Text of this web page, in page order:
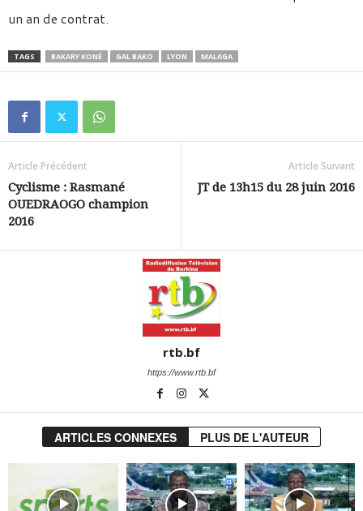
un an de contrat.
TAGS BAKARY KONÉ GAL BAKO LYON MALAGA
Article Précédent
Cyclisme : Rasmané
OUEDRAOGO champion
2016
Article Suivant
JT de 13h15 du 28 juin 2016
rtb.bf
https://www.rtb.bf
ARTICLES CONNEXES PLUS DE L'AUTEUR